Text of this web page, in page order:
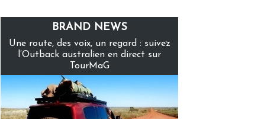
BRAND NEWS
Une route, des voix, un regard : suivez
l’Outback australien en direct sur
TourMaG